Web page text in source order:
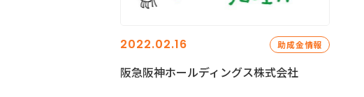
2022.02.16 助成金情報
阪急阪神ホールディングス株式会社